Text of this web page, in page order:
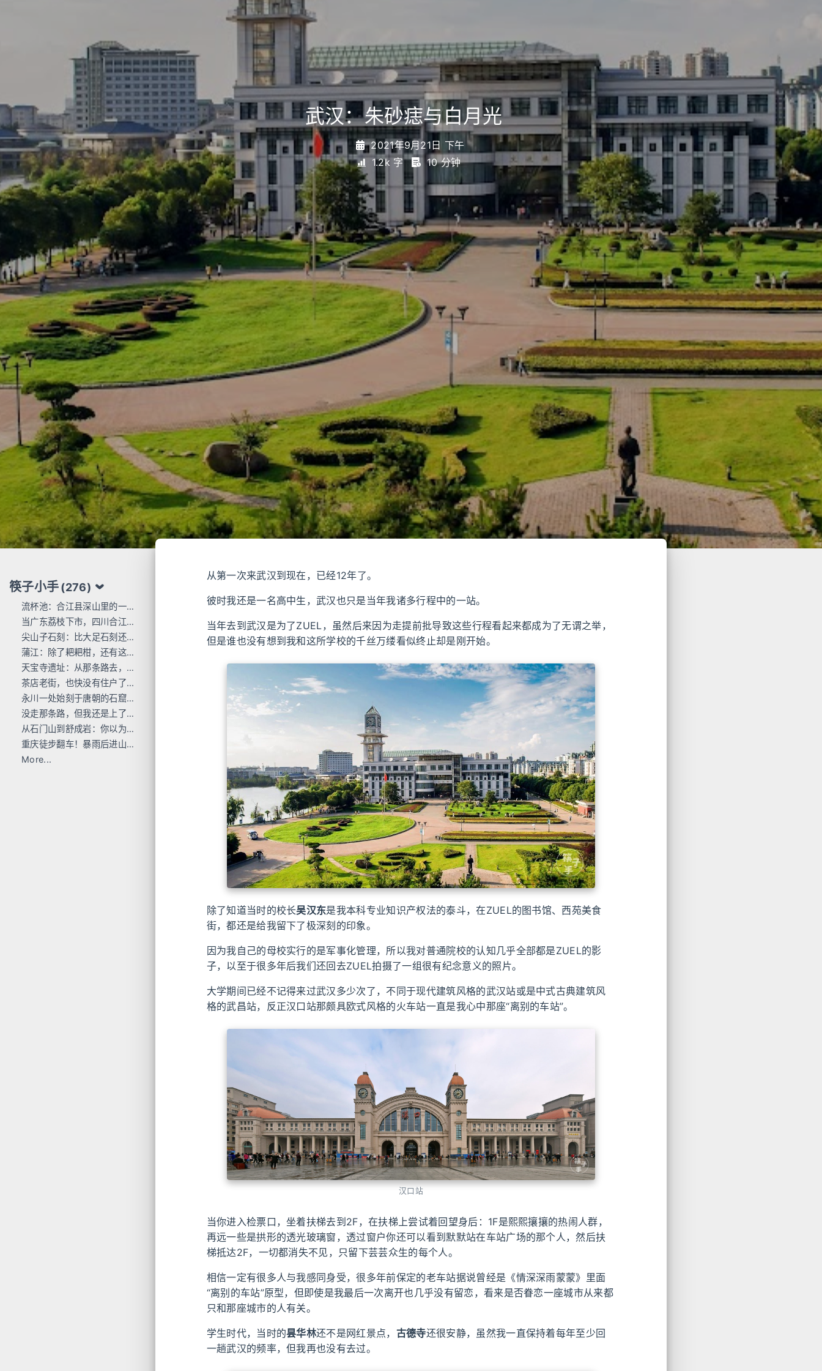
武汉：朱砂痣与白月光_
2021年9月21日 下午
1.2k 字
10 分钟
筷子小手(276)
流杯池：合江县深山里的一行东洋刻痕
当广东荔枝下市，四川合江的才刚红透
尖山子石刻：比大足石刻还早300年
蒲江：除了耙耙柑，还有这么多唐宋石刻
天宝寺遗址：从那条路去，过这座桥来
茶店老街，也快没有住户了...
永川一处始刻于唐朝的石窟，人不多 值得去
没走那条路，但我还是上了巴岳山
从石门山到舒成岩：你以为去过宝顶山就是全部的大足石刻了吗？
重庆徒步翻车！暴雨后进山，差点栽在这座小山里
More...
从第一次来武汉到现在，已经12年了。
彼时我还是一名高中生，武汉也只是当年我诸多行程中的一站。
当年去到武汉是为了ZUEL，虽然后来因为走提前批导致这些行程看起来都成为了无谓之举，
但是谁也没有想到我和这所学校的千丝万缕看似终止却是刚开始。
除了知道当时的校长吴汉东是我本科专业知识产权法的泰斗，在ZUEL的图书馆、西苑美食
街，都还是给我留下了极深刻的印象。
因为我自己的母校实行的是军事化管理，所以我对普通院校的认知几乎全部都是ZUEL的影
子，以至于很多年后我们还回去ZUEL拍摄了一组很有纪念意义的照片。
大学期间已经不记得来过武汉多少次了，不同于现代建筑风格的武汉站或是中式古典建筑风
格的武昌站，反正汉口站那颇具欧式风格的火车站一直是我心中那座“离别的车站”。
汉口站
当你进入检票口，坐着扶梯去到2F，在扶梯上尝试着回望身后：1F是熙熙攘攘的热闹人群，
再远一些是拱形的透光玻璃窗，透过窗户你还可以看到默默站在车站广场的那个人，然后扶
梯抵达2F，一切都消失不见，只留下芸芸众生的每个人。
相信一定有很多人与我感同身受，很多年前保定的老车站据说曾经是《情深深雨蒙蒙》里面
“离别的车站”原型，但即使是我最后一次离开也几乎没有留恋，看来是否眷恋一座城市从来都
只和那座城市的人有关。
学生时代，当时的昙华林还不是网红景点， 古德寺还很安静，虽然我一直保持着每年至少回
一趟武汉的频率，但我再也没有去过。